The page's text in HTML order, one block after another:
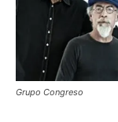
Grupo Congreso